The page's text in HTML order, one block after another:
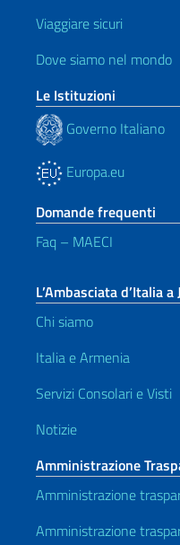
Viaggiare sicuri
Dove siamo nel mondo
Le Istituzioni
Governo Italiano
Europa.eu
Domande frequenti
Faq – MAECI
L’Ambasciata d’Italia a
Chi siamo
Italia e Armenia
Servizi Consolari e Visti
Notizie
Amministrazione
Amministrazione
Amministrazione